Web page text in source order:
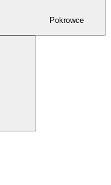
Pokrowce